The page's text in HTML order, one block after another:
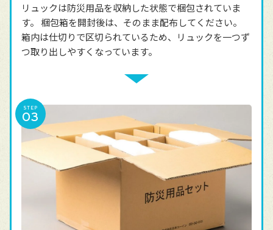
リュックは防災用品を収納した状態で梱包されていま
す。 梱包箱を開封後は、そのまま配布してください。
箱内は仕切りで区切られているため、リュックを一つず
つ取り出しやすくなっています。
STEP